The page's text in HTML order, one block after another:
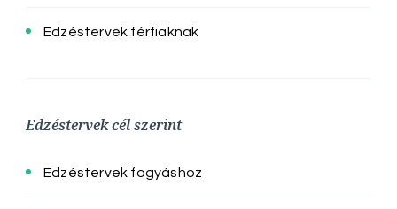
Edzéstervek férfiaknak
Edzéstervek cél szerint
Edzéstervek fogyáshoz